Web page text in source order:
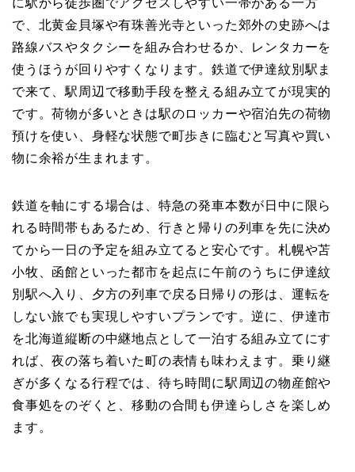
に駅から徒歩圏でアクセスしやすい一帯がある一方
で、北黄金貝塚や有珠善光寺といった郊外の史跡へは
路線バスやタクシーを組み合わせるか、レンタカーを
使うほうが回りやすくなります。鉄道で伊達紋別駅ま
で来て、駅周辺で移動手段を整える組み立てが現実的
です。荷物が多いときは駅のロッカーや宿泊先の荷物
預けを使い、身軽な状態で町歩きに臨むと写真や買い
物に余裕が生まれます。
鉄道を軸にする場合は、特急の発車本数が日中に限ら
れる時間帯もあるため、行きと帰りの列車を先に決め
てから一日の予定を組み立てると安心です。札幌や苫
小牧、函館といった都市を起点に午前のうちに伊達紋
別駅へ入り、夕方の列車で戻る日帰りの形は、運転を
しない旅でも実現しやすいプランです。逆に、伊達市
を北海道縦断の中継地点として一泊する組み立てにす
れば、夜の落ち着いた町の表情も味わえます。乗り継
ぎが多くなる行程では、待ち時間に駅周辺の物産館や
食事処をのぞくと、移動の合間も伊達らしさを楽しめ
ます。